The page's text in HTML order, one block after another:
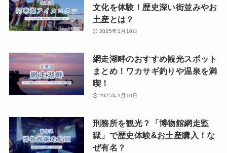
文化を体験！歴史深い街並みやお
土産とは？
2025年1月10日
網走湖畔のおすすめ観光スポット
まとめ！ワカサギ釣りや温泉を満
喫！
2025年1月10日
刑務所を観光？「博物館網走監
獄」で歴史体験&お土産購入！な
ぜ有名？